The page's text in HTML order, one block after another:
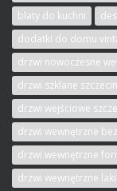
blaty do kuchni
dodatki do domu
drzwi nowoczesne
drzwi szklane szczecin
drzwi wejściowe
drzwi wewnętrzne
drzwi wewnętrzne
drzwi wewnętrzne